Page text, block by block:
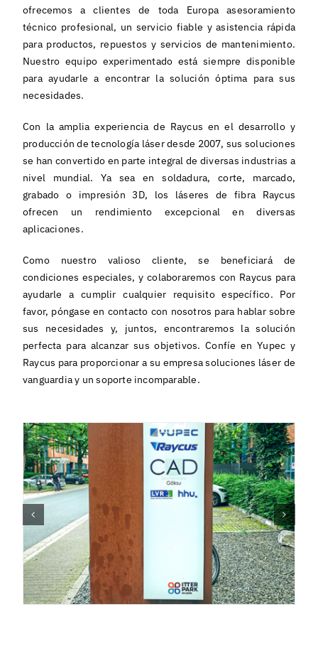
ofrecemos a clientes de toda Europa asesoramiento
técnico profesional, un servicio fiable y asistencia rápida
para productos, repuestos y servicios de mantenimiento.
Nuestro equipo experimentado está siempre disponible
para ayudarle a encontrar la solución óptima para sus
necesidades.
Con la amplia experiencia de Raycus en el desarrollo y
producción de tecnología láser desde 2007, sus soluciones
se han convertido en parte integral de diversas industrias a
nivel mundial. Ya sea en soldadura, corte, marcado,
grabado o impresión 3D, los láseres de fibra Raycus
ofrecen un rendimiento excepcional en diversas
aplicaciones.
Como nuestro valioso cliente, se beneficiará de
condiciones especiales, y colaboraremos con Raycus para
ayudarle a cumplir cualquier requisito específico. Por
favor, póngase en contacto con nosotros para hablar sobre
sus necesidades y, juntos, encontraremos la solución
perfecta para alcanzar sus objetivos. Confíe en Yupec y
Raycus para proporcionar a su empresa soluciones láser de
vanguardia y un soporte incomparable.